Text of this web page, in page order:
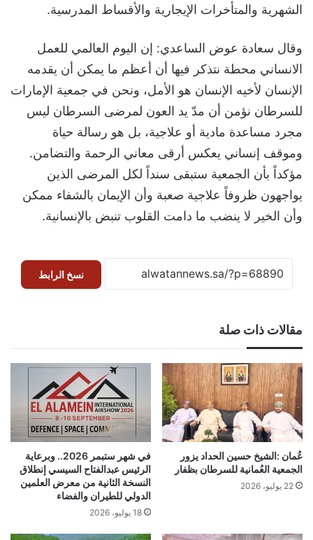
الشهرية والمتأخرات الإيجارية والأقساط المدرسية.
وقال سعادة عوض الساعدي: إن اليوم العالمي للعمل
الانساني محطة نتذكر فيها أن أعظم ما يمكن أن يقدمه
الإنسان لأخيه الإنسان هو الأمل، ونحن في جمعية الإمارات
للسرطان نؤمن أن مدّ يد العون لمرضى السرطان ليس
مجرد مساعدة مادية أو علاجية، بل هو رسالة حياة
وموقف إنساني يعكس أرقى معاني الرحمة والتضامن.
مؤكداً بأن الجمعية ستبقى سنداً لكل المرضى الذين
يواجهون ظروفاً علاجية صعبة وأن الإيمان بالشفاء ممكن
وأن الخير لا ينضب ما دامت القلوب تنبض بالإنسانية.
نسخ الرابط
مقالات ذات صلة
عُمان :الشيخ حسين الحداد يزور
الجمعية العُمانية للسرطان بظفار
22 يوليو، 2026
في شهر ستبمر 2026.. وبرعاية
الرئيس عبدالفتاح السيسي إنطلاق
النسخة الثانية من معرض العلمين
الدولي للطيران والفضاء
18 يوليو، 2026